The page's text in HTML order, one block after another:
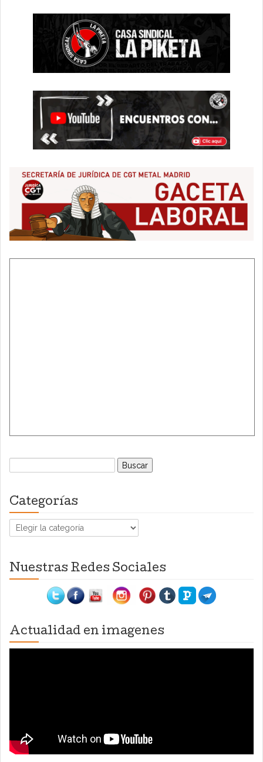
Buscar:
Categorías
Categorías
Nuestras Redes Sociales
Actualidad en imagenes